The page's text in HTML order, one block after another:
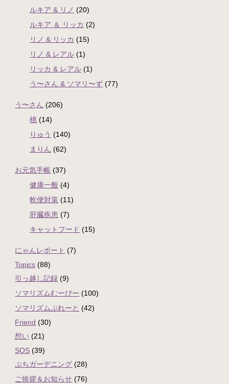
ルキア & リノ (20)
ルキア ＆ リッカ (2)
リノ & リッカ (15)
リノ & レアル (1)
リッカ & レアル (1)
う〜さん & ソマリ〜ず (77)
う〜さん (206)
桃 (14)
りゅう (140)
まりん (62)
お元気手帳 (37)
健康一般 (4)
軟便対策 (11)
肝臓疾患 (7)
キャットフード (15)
にゃんレポート (7)
Topics (88)
引っ越し記録 (9)
ソマリズムむーびー (100)
ソマリズムぷれーと (42)
Friend (30)
想い (21)
SOS (39)
ぷちガーデニング (28)
ご挨拶＆お知らせ (76)